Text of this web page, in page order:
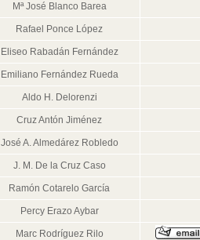
Mª José Blanco Barea
Rafael Ponce López
Eliseo Rabadán Fernández
Emiliano Fernández Rueda
Aldo H. Delorenzi
Cruz Antón Jiménez
José A. Almedárez Robledo
J. M. De la Cruz Caso
Ramón Cotarelo García
Percy Erazo Aybar
Marc Rodríguez Rilo